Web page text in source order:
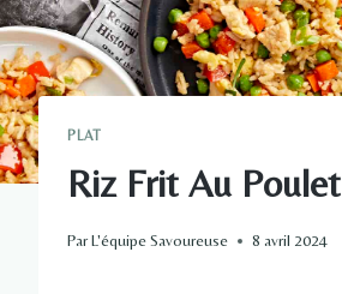
PLAT
Riz Frit Au Poulet
ParL'équipe Savoureuse 8 avril 2024